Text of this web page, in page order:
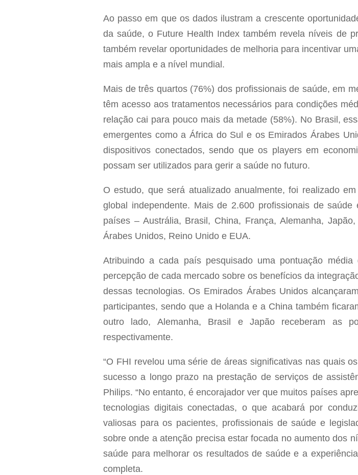
Ao passo em que os dados ilustram a crescente
da saúde, o Future Health Index também revela níveis de
também revelar oportunidades de melhoria para incentivar
mais ampla e a nível mundial.
Mais de três quartos (76%) dos profissionais de saúde, em
têm acesso aos tratamentos necessários para condições
relação cai para pouco mais da metade (58%). No Brasil,
emergentes como a África do Sul e os Emirados Árabes
dispositivos conectados, sendo que os players em
possam ser utilizados para gerir a saúde no futuro.
O estudo, que será atualizado anualmente, foi realizado
global independente. Mais de 2.600 profissionais de
países – Austrália, Brasil, China, França, Alemanha,
Árabes Unidos, Reino Unido e EUA.
Atribuindo a cada país pesquisado uma pontuação
percepção de cada mercado sobre os benefícios da
dessas tecnologias. Os Emirados Árabes Unidos
participantes, sendo que a Holanda e a China também
outro lado, Alemanha, Brasil e Japão receberam as
respectivamente.
“O FHI revelou uma série de áreas significativas nas quais
sucesso a longo prazo na prestação de serviços de
Philips. “No entanto, é encorajador ver que muitos países
tecnologias digitais conectadas, o que acabará por
valiosas para os pacientes, profissionais de saúde e
sobre onde a atenção precisa estar focada no aumento dos
saúde para melhorar os resultados de saúde e a
completa.